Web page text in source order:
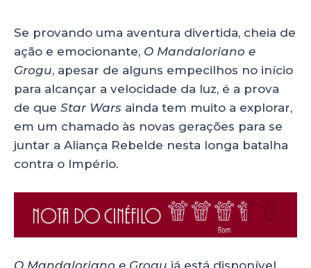
Se provando uma aventura divertida, cheia de
ação e emocionante, O Mandaloriano e
Grogu, apesar de alguns empecilhos no início
para alcançar a velocidade da luz, é a prova
de que Star Wars ainda tem muito a explorar,
em um chamado às novas gerações para se
juntar a Aliança Rebelde nesta longa batalha
contra o Império.
O Mandaloriano e Grogu já está disponível